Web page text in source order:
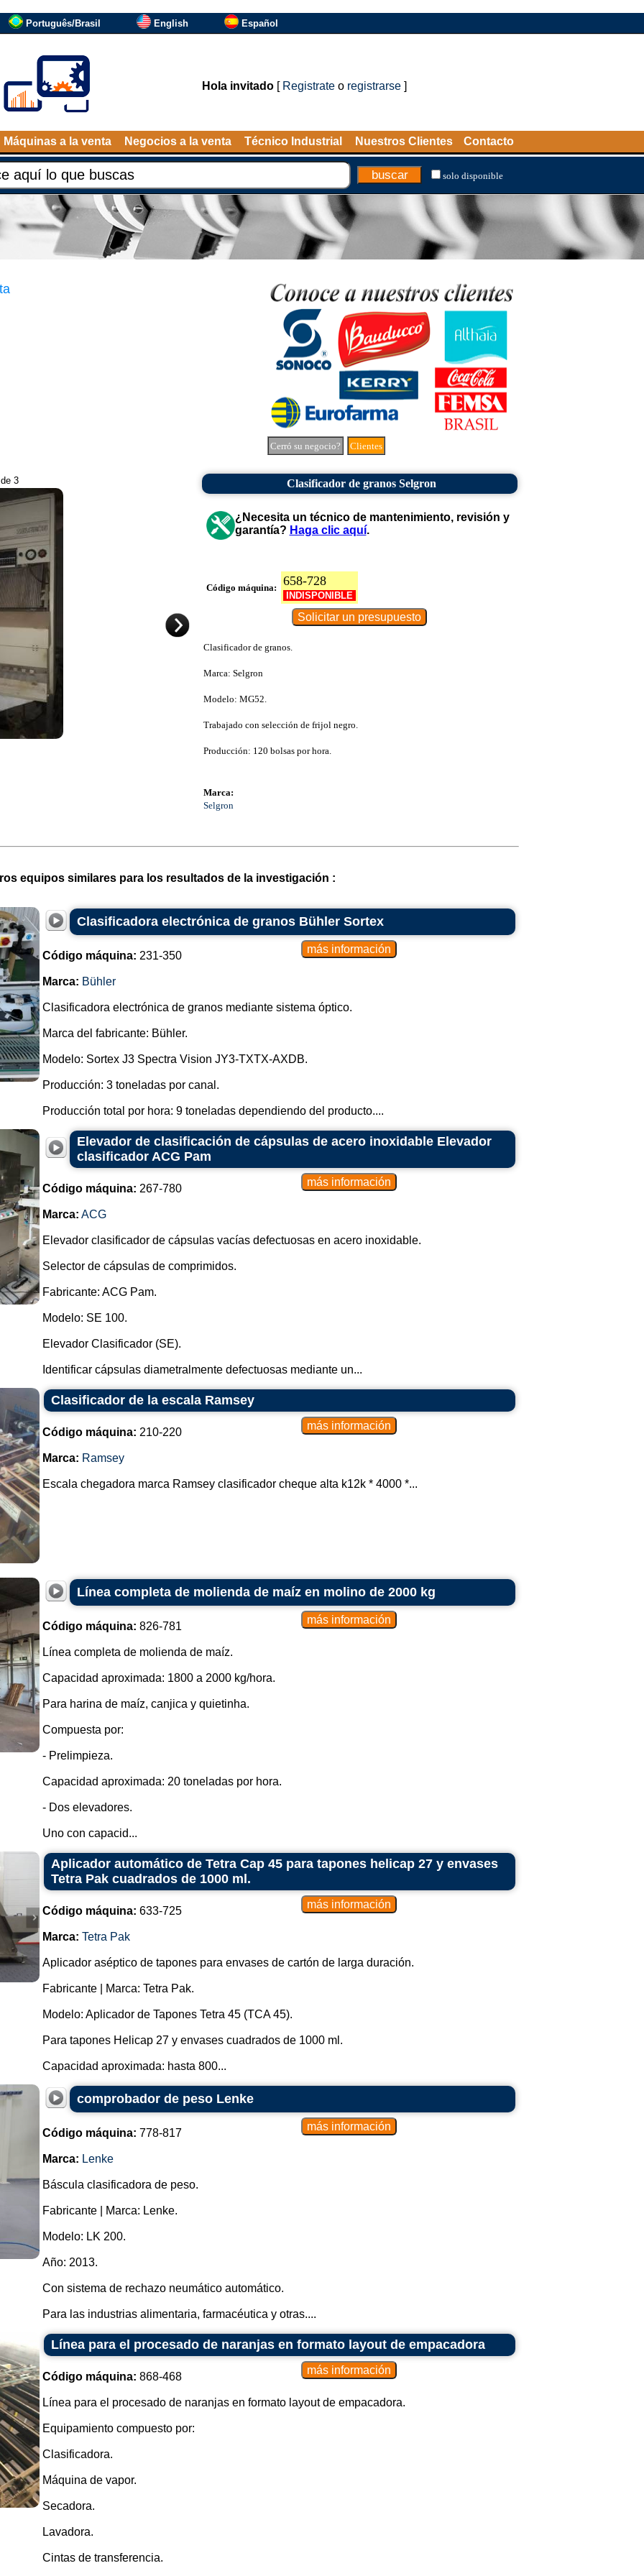
Português/Brasil English Español
Hola invitado[ Registrateo registrarse]
Máquinas a la venta Negocios a la venta Técnico Industrial Nuestros Clientes Contacto
solo disponible
Cerró su negocio? Clientes
3 Clasificador de granos Selgron
¿Necesita un técnico de mantenimiento, revisión y
garantía? Haga clic aquí.
Código máquina: 658-728
INDISPONIBLE
Clasificador de granos.
Marca: Selgron
Modelo: MG52.
Trabajado con selección de frijol negro.
Producción: 120 bolsas por hora.
Marca:
Selgron
equipos similares para los resultados de la investigación :
Clasificadora electrónica de granos Bühler Sortex
Código máquina: 231-350
Marca: Bühler
Clasificadora electrónica de granos mediante sistema óptico.
Marca del fabricante: Bühler.
Modelo: Sortex J3 Spectra Vision JY3-TXTX-AXDB.
Producción: 3 toneladas por canal.
Producción total por hora: 9 toneladas dependiendo del producto....
Elevador de clasificación de cápsulas de acero inoxidable Elevador
clasificador ACG Pam
Código máquina: 267-780
Marca: ACG
Elevador clasificador de cápsulas vacías defectuosas en acero inoxidable.
Selector de cápsulas de comprimidos.
Fabricante: ACG Pam.
Modelo: SE 100.
Elevador Clasificador (SE).
Identificar cápsulas diametralmente defectuosas mediante un...
Clasificador de la escala Ramsey
Código máquina: 210-220
Marca: Ramsey
Escala chegadora marca Ramsey clasificador cheque alta k12k * 4000 *...
Línea completa de molienda de maíz en molino de 2000 kg
Código máquina: 826-781
Línea completa de molienda de maíz.
Capacidad aproximada: 1800 a 2000 kg/hora.
Para harina de maíz, canjica y quietinha.
Compuesta por:
- Prelimpieza.
Capacidad aproximada: 20 toneladas por hora.
- Dos elevadores.
Uno con capacid...
Aplicador automático de Tetra Cap 45 para tapones helicap 27 y envases
Tetra Pak cuadrados de 1000 ml.
Código máquina: 633-725
Marca: Tetra Pak
Aplicador aséptico de tapones para envases de cartón de larga duración.
Fabricante | Marca: Tetra Pak.
Modelo: Aplicador de Tapones Tetra 45 (TCA 45).
Para tapones Helicap 27 y envases cuadrados de 1000 ml.
Capacidad aproximada: hasta 800...
comprobador de peso Lenke
Código máquina: 778-817
Marca: Lenke
Báscula clasificadora de peso.
Fabricante | Marca: Lenke.
Modelo: LK 200.
Año: 2013.
Con sistema de rechazo neumático automático.
Para las industrias alimentaria, farmacéutica y otras....
Línea para el procesado de naranjas en formato layout de empacadora
Código máquina: 868-468
Línea para el procesado de naranjas en formato layout de empacadora.
Equipamiento compuesto por:
Clasificadora.
Máquina de vapor.
Secadora.
Lavadora.
Cintas de transferencia.